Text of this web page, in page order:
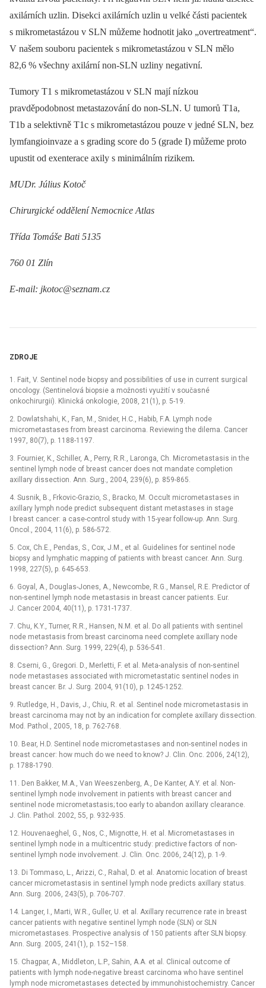
axilárních uzlin. Disekci axilárních uzlin u velké části pacientek
s mikrometastázou v SLN můžeme hodnotit jako „overtreatment“.
V našem souboru pacientek s mikrometastázou v SLN mělo
82,6 % všechny axilární non-SLN uzliny negativní.
Tumory T1 s mikrometastázou v SLN mají nízkou
pravděpodobnost metastazování do non-SLN. U tumorů T1a,
T1b a selektivně T1c s mikrometastázou pouze v jedné SLN, bez
lymfangioinvaze a s grading score do 5 (grade I) můžeme proto
upustit od exenterace axily s minimálním rizikem.
MUDr. Július Kotoč
Chirurgické oddělení Nemocnice Atlas
Třída Tomáše Bati 5135
760 01 Zlín
E-mail: jkotoc@seznam.cz
ZDROJE
1. Fait, V. Sentinel node biopsy and possibilities of use in current surgical
oncology. (Sentinelová biopsie a možnosti využití v současné
onkochirurgii). Klinická onkologie, 2008, 21(1), p. 5-19.
2. Dowlatshahi, K., Fan, M., Snider, H.C., Habib, F.A. Lymph node
micrometastases from breast carcinoma. Reviewing the dilema. Cancer
1997, 80(7), p. 1188-1197.
3. Fournier, K., Schiller, A., Perry, R.R., Laronga, Ch. Micrometastasis in the
sentinel lymph node of breast cancer does not mandate completion
axillary dissection. Ann. Surg., 2004, 239(6), p. 859-865.
4. Susnik, B., Frkovic-Grazio, S., Bracko, M. Occult micrometastases in
axillary lymph node predict subsequent distant metastases in stage
I breast cancer: a case-control study with 15-year follow-up. Ann. Surg.
Oncol., 2004, 11(6), p. 586-572.
5. Cox, Ch.E., Pendas, S., Cox, J.M., et al. Guidelines for sentinel node
biopsy and lymphatic mapping of patients with breast cancer. Ann. Surg.
1998, 227(5), p. 645-653.
6. Goyal, A., Douglas-Jones, A., Newcombe, R.G., Mansel, R.E. Predictor of
non-sentinel lymph node metastasis in breast cancer patients. Eur.
J. Cancer 2004, 40(11), p. 1731-1737.
7. Chu, K.Y., Turner, R.R., Hansen, N.M. et al. Do all patients with sentinel
node metastasis from breast carcinoma need complete axillary node
dissection? Ann. Surg. 1999, 229(4), p. 536-541.
8. Cserni, G., Gregori. D., Merletti, F. et al. Meta-analysis of non-sentinel
node metastases associated with micrometastatic sentinel nodes in
breast cancer. Br. J. Surg. 2004, 91(10), p. 1245-1252.
9. Rutledge, H., Davis, J., Chiu, R. et al. Sentinel node micrometastasis in
breast carcinoma may not by an indication for complete axillary dissection.
Mod. Pathol., 2005, 18, p. 762-768.
10. Bear, H.D. Sentinel node micrometastases and non-sentinel nodes in
breast cancer: how much do we need to know? J. Clin. Onc. 2006, 24(12),
p. 1788-1790.
11. Den Bakker, M.A., Van Weeszenberg, A., De Kanter, A.Y. et al. Non-
sentinel lymph node involvement in patients with breast cancer and
sentinel node micrometastasis; too early to abandon axillary clearance.
J. Clin. Pathol. 2002, 55, p. 932-935.
12. Houvenaeghel, G., Nos, C., Mignotte, H. et al. Micrometastases in
sentinel lymph node in a multicentric study: predictive factors of non-
sentinel lymph node involvement. J. Clin. Onc. 2006, 24(12), p. 1-9.
13. Di Tommaso, L., Arizzi, C., Rahal, D. et al. Anatomic location of breast
cancer micrometastasis in sentinel lymph node predicts axillary status.
Ann. Surg. 2006, 243(5), p. 706-707.
14. Langer, I., Marti, W.R., Guller, U. et al. Axillary recurrence rate in breast
cancer patients with negative sentinel lymph node (SLN) or SLN
micrometastases. Prospective analysis of 150 patients after SLN biopsy.
Ann. Surg. 2005, 241(1), p. 152–158.
15. Chagpar, A., Middleton, L.P., Sahin, A.A. et al. Clinical outcome of
patients with lymph node-negative breast carcinoma who have sentinel
lymph node micrometastases detected by immunohistochemistry. Cancer